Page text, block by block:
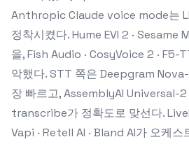
Anthropic Claude voice mode는
정착시켰다. Hume EVI 2 · Sesame
을, Fish Audio · CosyVoice 2 · F5-
악했다. STT 쪽은 Deepgram
장 빠르고, AssemblyAI Universal-2
transcribe가 정확도로 맞선다.
Vapi · Retell AI · Bland AI가 오케